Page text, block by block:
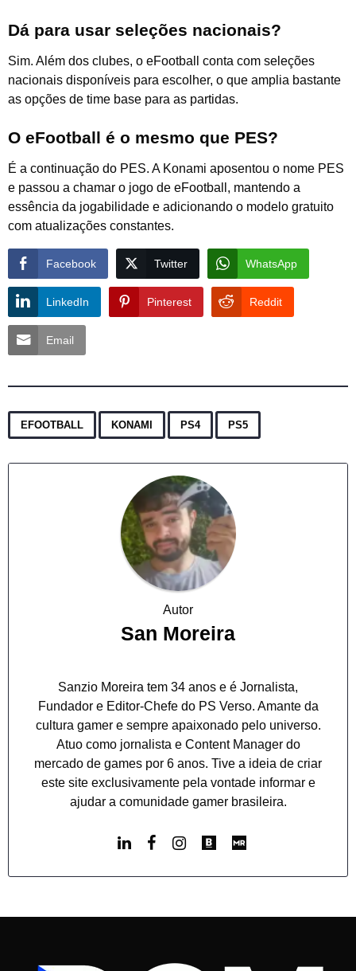
Dá para usar seleções nacionais?
Sim. Além dos clubes, o eFootball conta com seleções
nacionais disponíveis para escolher, o que amplia bastante
as opções de time base para as partidas.
O eFootball é o mesmo que PES?
É a continuação do PES. A Konami aposentou o nome PES
e passou a chamar o jogo de eFootball, mantendo a
essência da jogabilidade e adicionando o modelo gratuito
com atualizações constantes.
Facebook Twitter WhatsApp
LinkedIn Pinterest Reddit
Email
EFOOTBALL KONAMI PS4 PS5
Autor
San Moreira
Sanzio Moreira tem 34 anos e é Jornalista,
Fundador e Editor-Chefe do PS Verso. Amante da
cultura gamer e sempre apaixonado pelo universo.
Atuo como jornalista e Content Manager do
mercado de games por 6 anos. Tive a ideia de criar
este site exclusivamente pela vontade informar e
ajudar a comunidade gamer brasileira.